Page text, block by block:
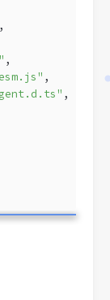
,
,
,
//
,